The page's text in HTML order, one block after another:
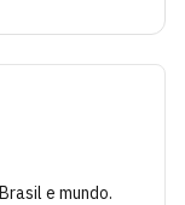
e mundo.